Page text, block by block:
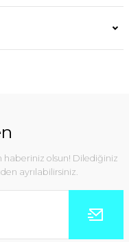
haberiniz olsun! Dilediğiniz
ayrılabilirsiniz.